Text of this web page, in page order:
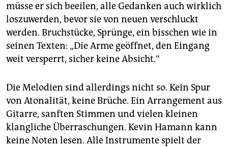
müsse er sich beeilen, alle Gedanken auch wirklich
loszuwerden, bevor sie von neuen verschluckt
werden. Bruchstücke, Sprünge, ein bisschen wie in
seinen Texten: „Die Arme geöffnet, den Eingang
weit versperrt, sicher keine Absicht.“
Die Melodien sind allerdings nicht so. Kein Spur
von Atonalität, keine Brüche. Ein Arrangement aus
Gitarre, sanften Stimmen und vielen kleinen
klangliche Überraschungen. Kevin Hamann kann
keine Noten lesen. Alle Instrumente spielt der